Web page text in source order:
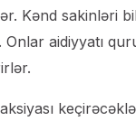
Kənd sakinləri
aidiyyatı